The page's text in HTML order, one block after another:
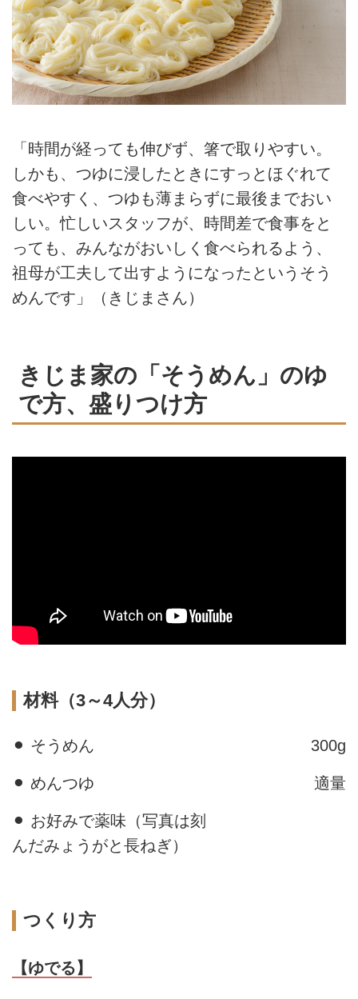
「時間が経っても伸びず、箸で取りやすい。
しかも、つゆに浸したときにすっとほぐれて
食べやすく、つゆも薄まらずに最後までおい
しい。忙しいスタッフが、時間差で食事をと
っても、みんながおいしく食べられるよう、
祖母が工夫して出すようになったというそう
めんです」（きじまさん）
きじま家の「そうめん」のゆ
で方、盛りつけ方
材料（3～4人分）
⚫︎ そうめん 300g
⚫︎ めんつゆ 適量
⚫︎ お好みで薬味（写真は刻
んだみょうがと長ねぎ）
つくり方
【ゆでる】